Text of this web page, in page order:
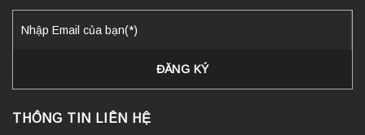
THÔNG TIN LIÊN HỆ